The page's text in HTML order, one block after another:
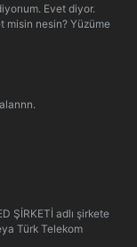
Evet diyor.
misin nesin? Yüzüme
ŞİRKETİ adlı şirkete
Türk Telekom